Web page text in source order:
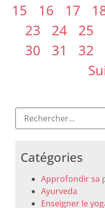
15
16 17
23
24 25
30
31 32
Catégories
Approfondir sa
Ayurveda
Enseigner le